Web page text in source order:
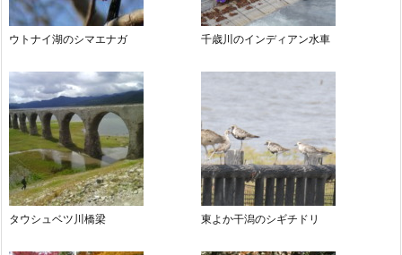
ウトナイ湖のシマエナガ 千歳川のインディアン水車
タウシュベツ川橋梁 東よか干潟のシギチドリ